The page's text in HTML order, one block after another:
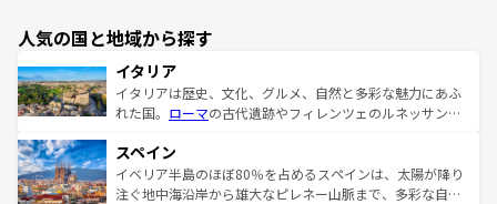
人気の国と地域から探す
イタリア
イタリアは歴史、文化、グルメ、自然と多彩な魅力にあふ
れた国。 ローマの古代遺跡やフィレンツェのルネッサンス
ろん、トスカーナの美しい田園風景やアマルフィ海岸の絶
景など、自然景観も見逃せない。観光の合間には、本場の
ピザやパスタなど、絶品のイタリア料理を堪能することも
スペイン
イベリア半島のほぼ80％を占めるスペインは、太陽が降り
注ぐ地中海沿岸から雄大なピレネー山脈まで、多彩な自然